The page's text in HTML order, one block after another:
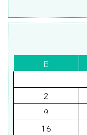
日
2
9
16